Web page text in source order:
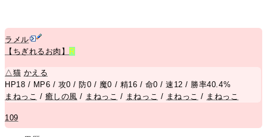
ラメル
【ちぎれるお肉】
R
△猫 かえる
HP18 / MP6 / 攻0 / 防0 / 魔0 / 精16 / 命0 / 速12 / 勝率40.4%
まねっこ / 癒しの風 / まねっこ / まねっこ / まねっこ / まねっこ
109